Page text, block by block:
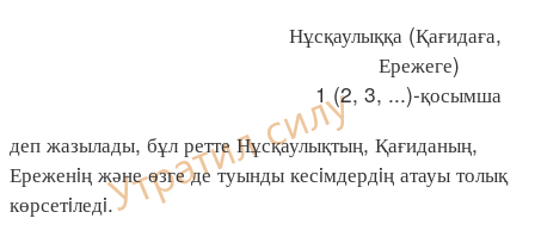
Нұсқаулыққа (Қағидаға,
Ережеге)
1 (2, 3, ...)-қосымша
деп жазылады, бұл ретте Нұсқаулықтың, Қағиданың,
Ереженiң және өзге де туынды кесiмдердiң атауы толық
көрсетiледi.